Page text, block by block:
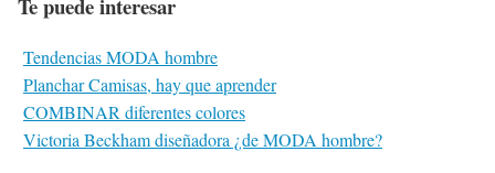
Te puede interesar
Tendencias MODA hombre
Planchar Camisas, hay que aprender
COMBINAR diferentes colores
Victoria Beckham diseñadora ¿de MODA hombre?